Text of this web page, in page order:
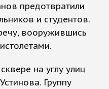
предотвратили
и студентов.
вооружившись
на углу улиц
Группу